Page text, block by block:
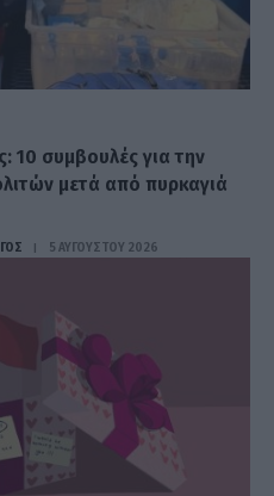
10 συμβουλές για την
μετά από πυρκαγιά
5 ΑΥΓΟΎΣΤΟΥ 2026